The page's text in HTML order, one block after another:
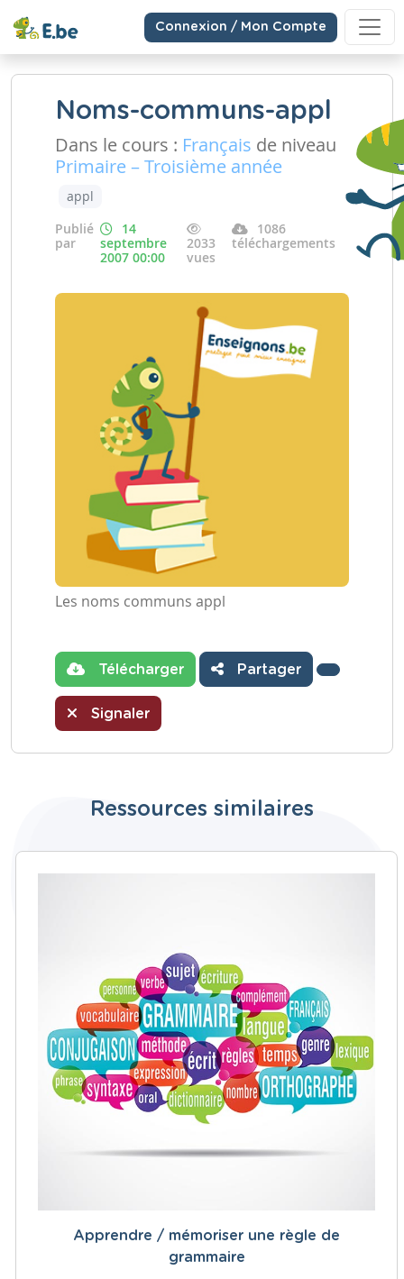
Connexion / Mon Compte
Noms-communs-appl
Dans le cours : Français de niveau
Primaire – Troisième année
appl
Publié
par
14
septembre
2007 00:00
2033
vues
1086
téléchargements
Les noms communs appl
Télécharger Partager
Signaler
Ressources similaires
Apprendre / mémoriser une règle de
grammaire